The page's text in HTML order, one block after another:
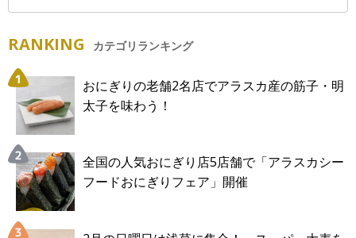
RANKING カテゴリランキング
おにぎりの老舗2名店でアラスカ産の筋子・明
太子を味わう！
全国の人気おにぎり店5店舗で「アラスカシー
フードおにぎりフェア」開催